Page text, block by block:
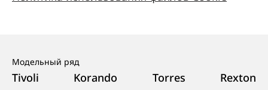
Модельный ряд
Tivoli Korando Torres Rexton